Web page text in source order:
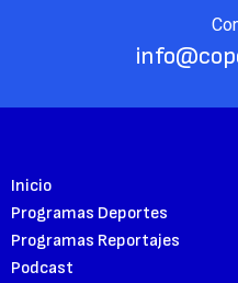
Inicio
Programas Deportes
Programas Reportajes
Podcast